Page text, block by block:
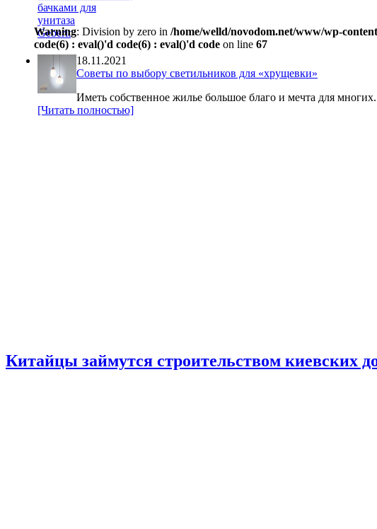
Warning: Division by zero in /home/welld/novodom.net/www/wp-
code(6) : eval()'d code(6) : eval()'d code on line 67
18.11.2021
Советы по выбору светильников для «хрущевки»
Иметь собственное жилье большое благо и мечта для
[Читать полностью]
Китайцы займутся строительством киевских